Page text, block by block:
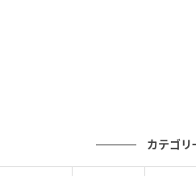
人として尊敬できる、学べ
カテゴリ